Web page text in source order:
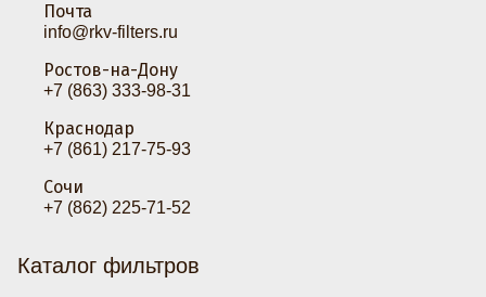
Почта
info@rkv-filters.ru
Ростов-на-Дону
+7 (863) 333-98-31
Краснодар
+7 (861) 217-75-93
Сочи
+7 (862) 225-71-52
Каталог фильтров